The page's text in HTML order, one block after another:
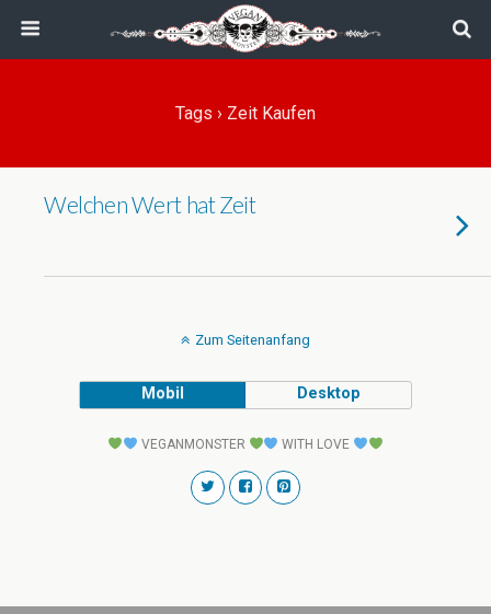
Tags › Zeit Kaufen
Welchen Wert hat Zeit
Zum Seitenanfang
Mobil Desktop
VEGANMONSTER WITH LOVE